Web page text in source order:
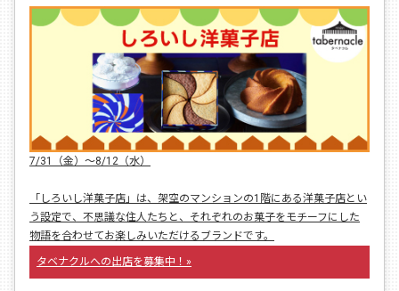
7/31（金）〜8/12（水）
「しろいし洋菓子店」は、架空のマンションの1階にある洋菓子店とい
う設定で、不思議な住人たちと、それぞれのお菓子をモチーフにした
物語を合わせてお楽しみいただけるブランドです。
タベナクルへの出店を募集中！»